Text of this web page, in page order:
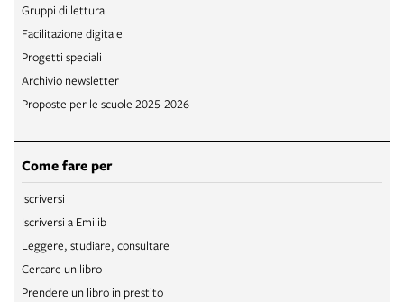
Gruppi di lettura
Facilitazione digitale
Progetti speciali
Archivio newsletter
Proposte per le scuole 2025-2026
Come fare per
Iscriversi
Iscriversi a Emilib
Leggere, studiare, consultare
Cercare un libro
Prendere un libro in prestito